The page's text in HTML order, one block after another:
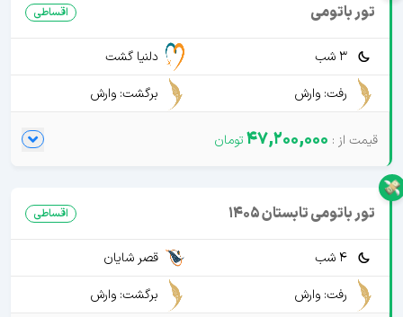
تور باتومی اقساطی
3 شب
دلنیا گشت
رفت: وارش
برگشت: وارش
47,200,000
تور باتومی تابستان 1405 اقساطی
4 شب
قصر شایان
رفت: وارش
برگشت: وارش